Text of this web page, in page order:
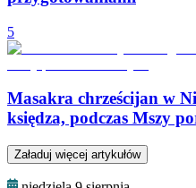
5
Masakra chrześcijan w
księdza, podczas Mszy
Załaduj więcej artykułów